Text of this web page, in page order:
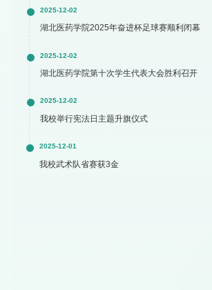
2025-12-02
湖北医药学院2025年奋进杯足球赛顺利闭幕
2025-12-02
湖北医药学院第十次学生代表大会胜利召开
2025-12-02
我校举行宪法日主题升旗仪式
2025-12-01
我校武术队省赛获3金